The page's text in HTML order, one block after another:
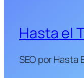
Hasta el
SEO por Hasta